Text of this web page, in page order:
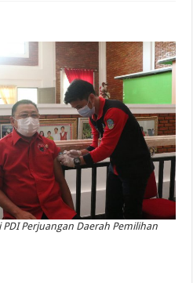
PDI Perjuangan Daerah Pemilihan